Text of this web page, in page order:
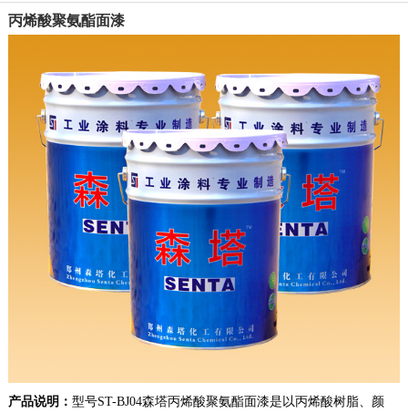
丙烯酸聚氨酯面漆
产品说明： 型号ST-BJ04森塔丙烯酸聚氨酯面漆是以丙烯酸树脂、颜